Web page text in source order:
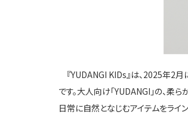
『YUDANGI KIDs』は、2025年2月
です。大人向け「YUDANGI 」の、柔
日常に自然となじむアイテムをライ